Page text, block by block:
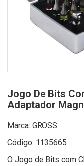
Jogo De Bits
Adaptador
Marca: GROSS
Código: 1135665
O Jogo de Bits com